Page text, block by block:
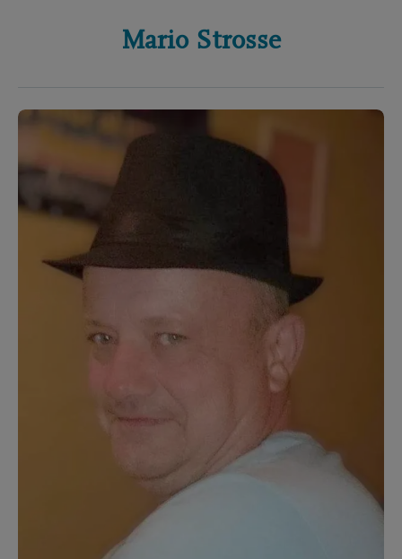
Mario Strosse